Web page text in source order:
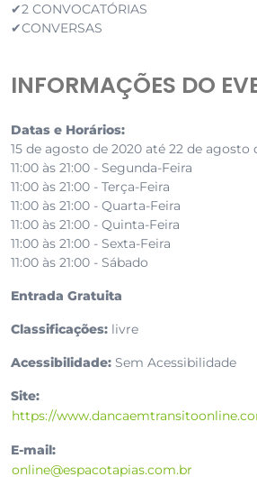
✔2 CONVOCATÓRIAS⁣
✔CONVERSAS⁣
INFORMAÇÕES DO
Datas e Horários:
15 de agosto de 2020 até 22 de agosto
11:00 às 21:00 - Segunda-Feira
11:00 às 21:00 - Terça-Feira
11:00 às 21:00 - Quarta-Feira
11:00 às 21:00 - Quinta-Feira
11:00 às 21:00 - Sexta-Feira
11:00 às 21:00 - Sábado
Entrada Gratuita
Classificações: livre
Acessibilidade: Sem Acessibilidade
Site:
https://
E-mail:
online@espacotapias.com.br